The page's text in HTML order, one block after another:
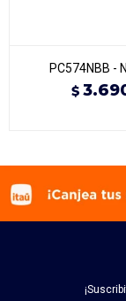
PC574NBB -
$